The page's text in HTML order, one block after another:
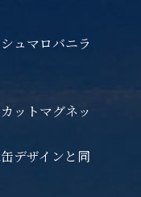
ュマロバニラ
ットマグネッ
デザインと同